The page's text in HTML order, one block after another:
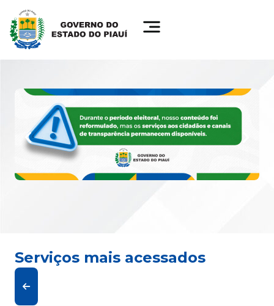
Serviços mais acessados